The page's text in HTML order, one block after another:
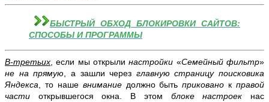
БЫСТРЫЙ ОБХОД БЛОКИРОВКИ САЙТОВ:
СПОСОБЫ И ПРОГРАММЫ
В-третьих, если мы открылинастройки «Семейный фильтр»
не на прямую, а зашли через главную страницу поисковика
Яндекса, то наше внимание должно бытьприковано к правой
части открывшегося окна. В этом блоке настроек нас